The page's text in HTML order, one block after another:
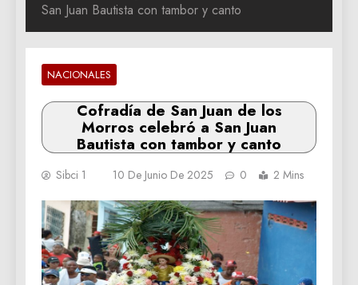
San Juan Bautista con tambor y canto
NACIONALES
Cofradía de San Juan de los
Morros celebró a San Juan
Bautista con tambor y canto
Sibci 1 10 De Junio De 2025 0 2 Mins